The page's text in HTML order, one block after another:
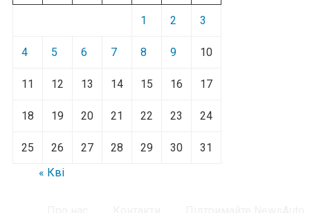
1 2 3
4 5 6 7 8 9 10
11 12 13 14 15 16 17
18 19 20 21 22 23 24
25 26 27 28 29 30
31
« Кві